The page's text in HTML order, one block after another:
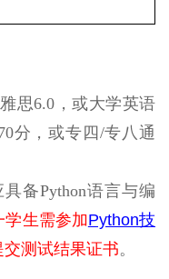
思6.0 ，或大学英语
分，或专四/专八通
具备Python语言与编
学生需参加Python技
交测试结果证书。